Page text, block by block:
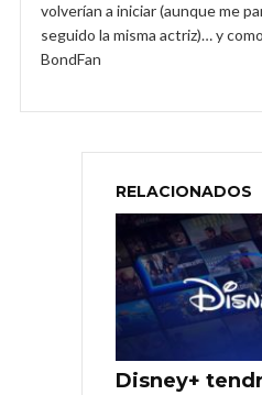
volverían a iniciar (aunque me
seguido la misma actriz)… y
BondFan
RELACIONADOS
Disney+